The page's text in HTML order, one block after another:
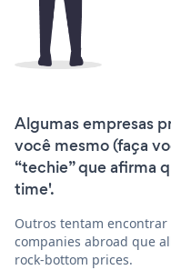
Algumas empresas
você mesmo (faça
“techie” que afirma
time'.
Outros tentam
companies abroad que
rock-bottom prices.